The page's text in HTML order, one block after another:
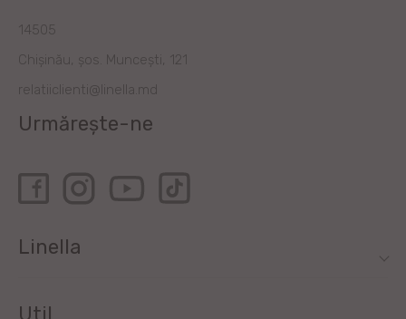
14505
Chișinău, șos. Muncești, 121
relatiiclienti@linella.md
Urmărește-ne
Linella